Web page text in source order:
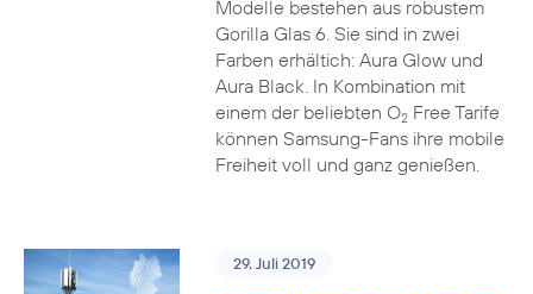
Modelle bestehen aus robustem
Gorilla Glas 6. Sie sind in zwei
Farben erhältich: Aura Glow und
Aura Black. In Kombination mit
einem der beliebten O2Free Tarife
können Samsung-Fans ihre mobile
Freiheit voll und ganz genießen.
29. Juli 2019